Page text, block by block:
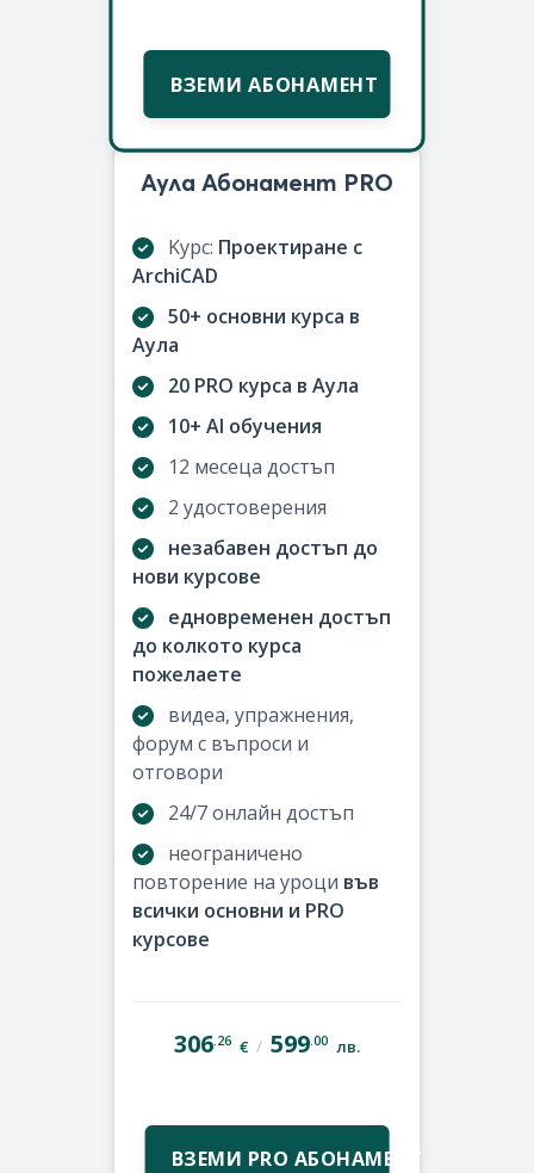
ВЗЕМИ АБОНАМЕНТ
Аула Абонамент PRO
Kурс: Проектиране с
ArchiCAD
50+ основни курса в
Аула
20 PRO курса в Аула
10+ AI обучения
12 месеца достъп
2 удостоверения
незабавен достъп до
нови курсове
едновременен достъп
до колкото курса
пожелаете
видеа, упражнения,
форум с въпроси и
отговори
24/7 онлайн достъп
неограничено
повторение на уроци във
всички основни и PRO
курсове
306 .26 € / 599 .00 лв.
ВЗЕМИ PRO АБОНАМЕНТ